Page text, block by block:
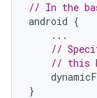
// In the
android {
...
//
// this
}